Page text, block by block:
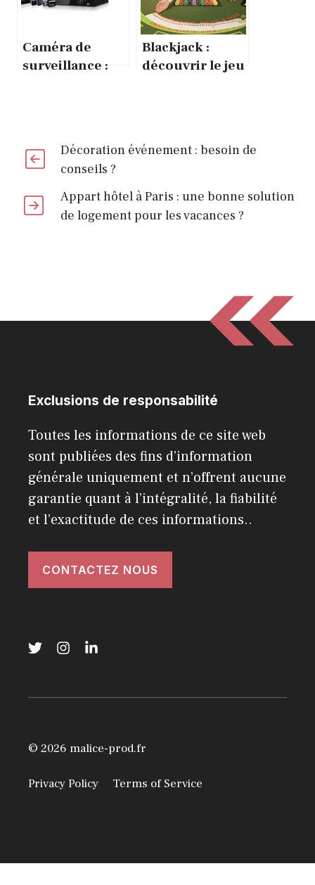
Caméra de
surveillance :
surveillance
Blackjack :
découvrir le jeu
Décoration événement : besoin de
conseils ?
Appart hôtel à Paris : une bonne solution
de logement pour les vacances ?
Exclusions de responsabilité
Toutes les informations de ce site web
sont publiées des fins d’information
générale uniquement et n’offrent aucune
garantie quant à l’intégralité, la fiabilité
et l’exactitude de ces informations..
CONTACTEZ NOUS
© 2026 malice-prod.fr
Privacy Policy Terms of Service